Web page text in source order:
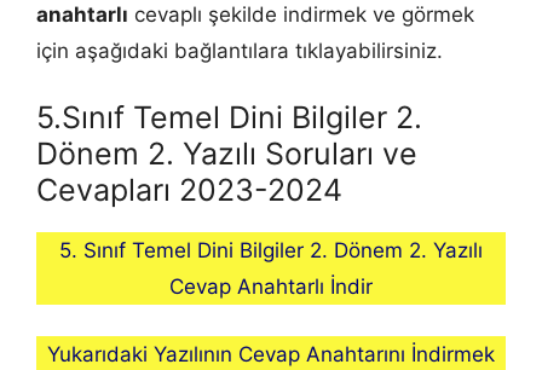
anahtarlı cevaplı şekilde indirmek ve görmek
için aşağıdaki bağlantılara tıklayabilirsiniz.
5.Sınıf Temel Dini Bilgiler 2.
Dönem 2. Yazılı Soruları ve
Cevapları 2023-2024
5. Sınıf Temel Dini Bilgiler 2. Dönem 2. Yazılı
Cevap Anahtarlı İndir
Yukarıdaki Yazılının Cevap Anahtarını İndirmek